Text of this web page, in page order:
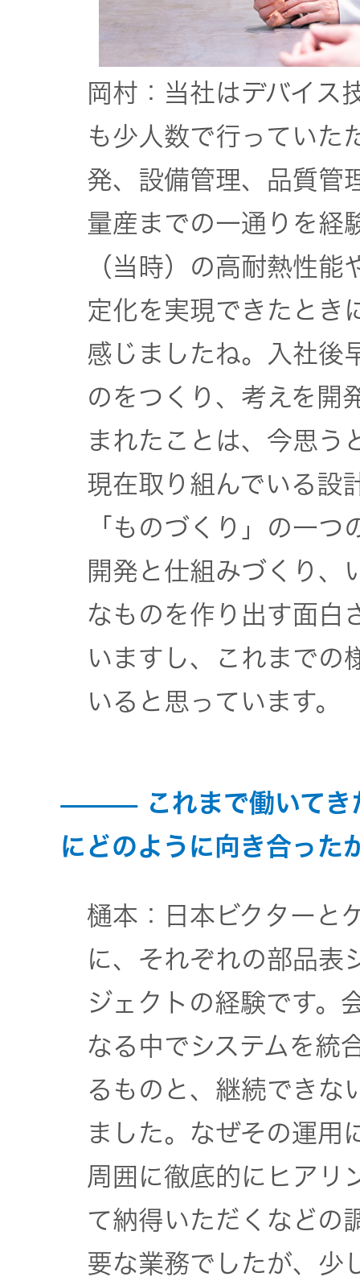
岡村：当社はデバイス
も少人数で行っていた
発、設備管理、品質管
量産までの一通りを経
（当時）の高耐熱性
定化を実現できたとき
感じましたね。入社後
のをつくり、考えを開
まれたことは、今思う
現在取り組んでいる設
「ものづくり」の一つ
開発と仕組みづくり、
なものを作り出す面白
いますし、これまでの
いると思っています。
これまで働いてき
にどのように向き合った
樋本：日本ビクターと
に、それぞれの部品表
ジェクトの経験です。
なる中でシステムを統
るものと、継続できな
ました。なぜその運用
周囲に徹底的にヒアリ
て納得いただくなどの
要な業務でしたが、少